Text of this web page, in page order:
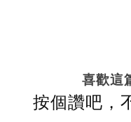
喜歡這
按個讚吧，